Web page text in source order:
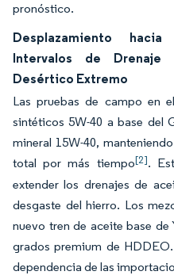
pronóstico.
Desplazamiento
Intervalos de
Desértico Extremo
Las pruebas de campo en
sintéticos 5W-40 a base del
mineral 15W-40,
total por más tiempo[2].
extender los drenajes de
desgaste del hierro. Los
nuevo tren de aceite base
grados premium de
dependencia de las